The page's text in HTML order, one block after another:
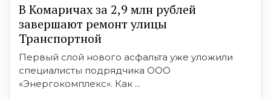
В Комаричах за 2,9 млн рублей
завершают ремонт улицы
Транспортной
Первый слой нового асфальта уже уложили
специалисты подрядчика ООО
«Энергокомплекс». Как ...